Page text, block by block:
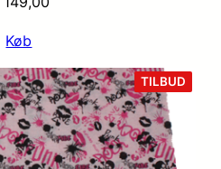
Køb
TILBUD
PÅ